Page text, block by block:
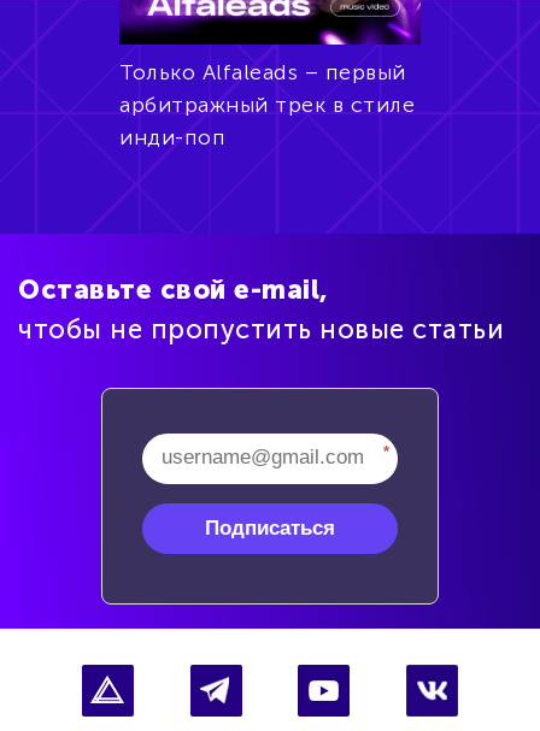
Только Alfaleads – первый
арбитражный трек в стиле
инди-поп
Оставьте свой e-mail,
чтобы не пропустить новые статьи
*
Подписаться